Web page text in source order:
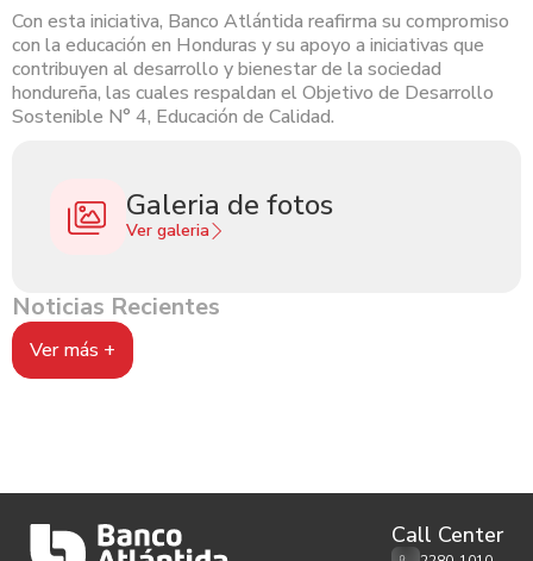
Con esta iniciativa, Banco Atlántida reafirma su compromiso
con la educación en Honduras y su apoyo a iniciativas que
contribuyen al desarrollo y bienestar de la sociedad
hondureña, las cuales respaldan el Objetivo de Desarrollo
Sostenible N° 4, Educación de Calidad.
Galeria de fotos
Ver galeria
Noticias Recientes
Ver más +
Call Center